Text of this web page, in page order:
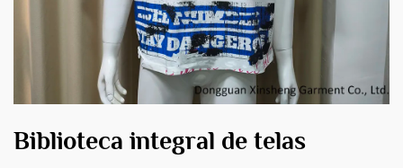
Biblioteca integral de telas